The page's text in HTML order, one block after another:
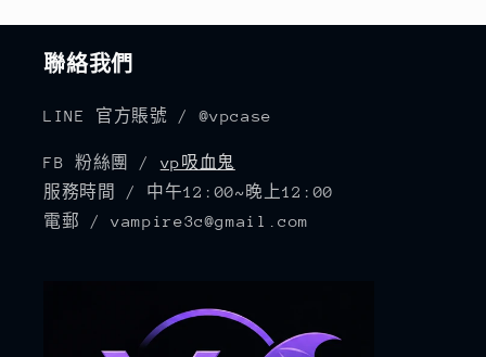
聯絡我們
LINE 官方賬號 / @vpcase
FB 粉絲團 / vp吸血鬼
服務時間 / 中午12:00~晚上12:00
電郵 / vampire3c@gmail.com